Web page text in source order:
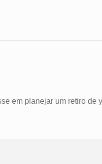
em planejar um retiro de